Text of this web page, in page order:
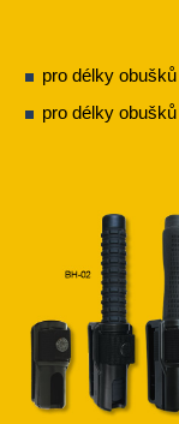
pro délky obušků
pro délky obušků